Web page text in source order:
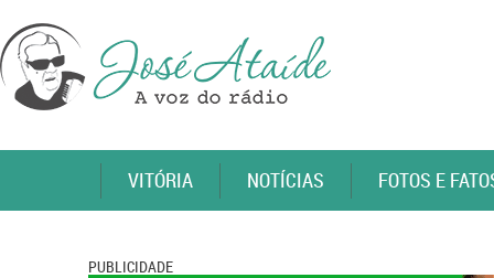
VITÓRIA NOTÍCIAS FOTOS E
PUBLICIDADE